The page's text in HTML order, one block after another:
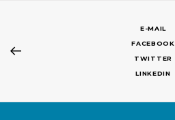
E-MAIL
FACEBOOK
TWITTER
LINKEDIN